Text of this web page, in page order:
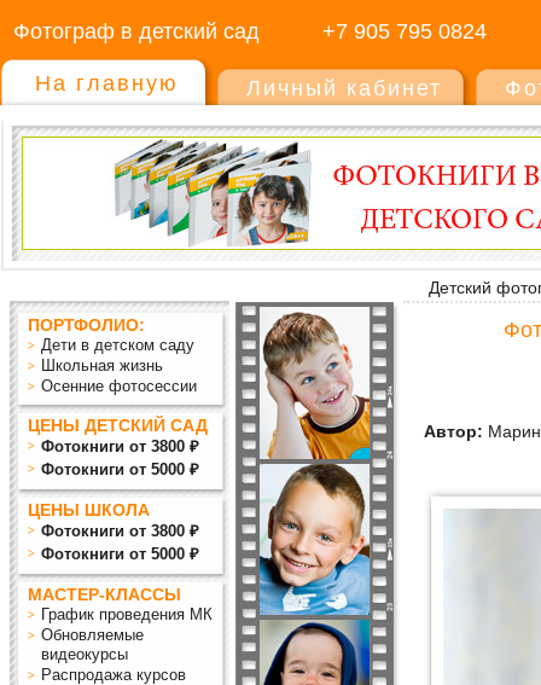
Фотограф в детский сад +7 905 795 0824
На главную Личный кабинет
Детский
ПОРТФОЛИО:
Дети в детском саду
Школьная жизнь
Осенние фотосессии
ЦЕНЫ ДЕТСКИЙ САД
Фотокниги от 3800 ₽
Фотокниги от 5000 ₽
ЦЕНЫ ШКОЛА
Фотокниги от 3800 ₽
Фотокниги от 5000 ₽
МАСТЕР-КЛАССЫ
График проведения МК
Обновляемые
видеокурсы
Распродажа курсов
Автор: